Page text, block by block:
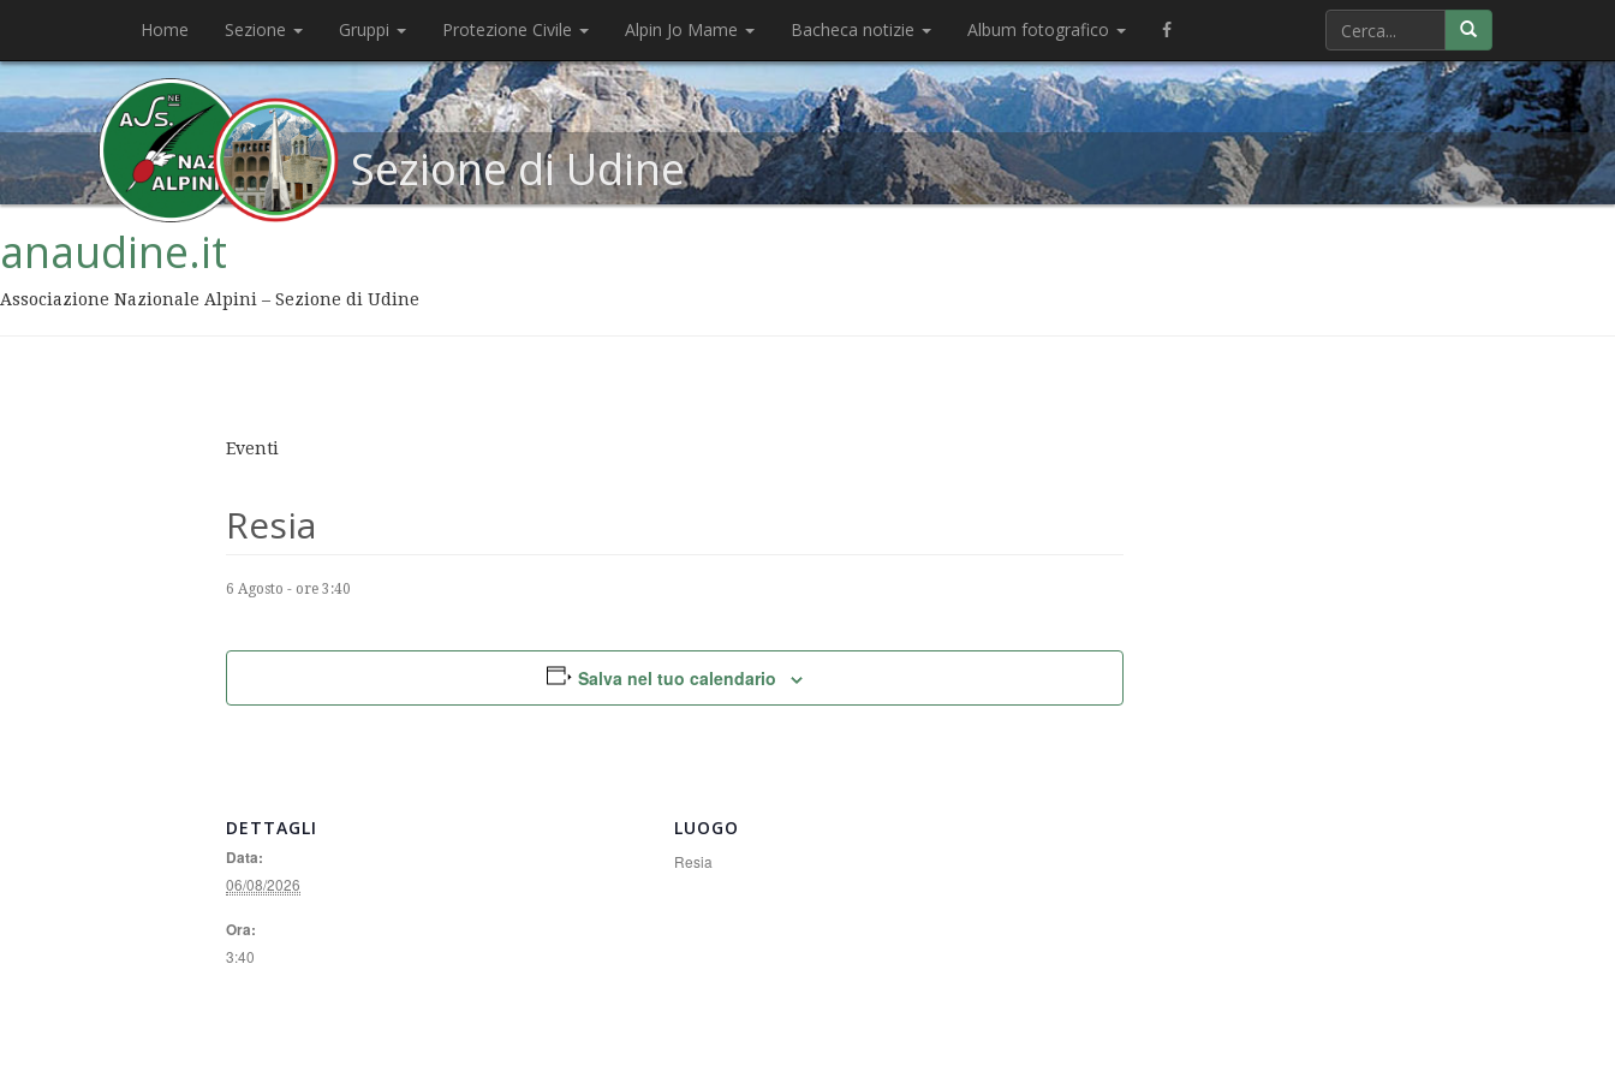
Home Sezione Gruppi Protezione Civile Alpin Jo Mame Bacheca notizie Album fotografico
Sezione di Udine
anaudine.it
Associazione Nazionale Alpini – Sezione di Udine
Eventi
Resia
6 Agosto - ore 3:40
Salva nel tuo calendario
DETTAGLI
Data:
06/08/2026
Ora:
3:40
LUOGO
Resia